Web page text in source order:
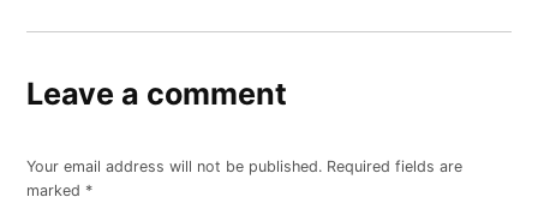
Leave a comment
Your email address will not be published. Required fields are
marked *